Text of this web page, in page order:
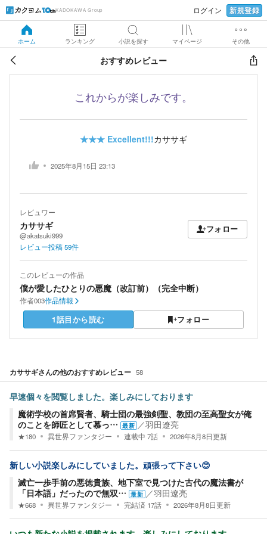
KADOKAWA Group ログイン 新規登録
ホーム ランキング 小説を探す マイページ その他
おすすめレビュー
これからが楽しみです。
★★★ Excellent!!!カササギ
2025年8月15日 23:13
レビュワー
カササギ
@akatsuki999
フォロー
レビュー投稿59件
このレビューの作品
僕が愛したひとりの悪魔（改訂前）（完全中断）
作者003作品情報
1話目から読む フォロー
カササギさんの他のおすすめレビュー 58
早速個々を閲覧しました。楽しみにしております
魔術学校の首席賢者、騎士団の最強剣聖、教団の至高聖女が俺
のことを師匠として慕っ… 最新 ／羽田遼亮
★180 異世界ファンタジー 連載中 7話 2026年8月8日更新
新しい小説楽しみにしていました。頑張って下さい😊
滅亡一歩手前の悪徳貴族、地下室で見つけた古代の魔法書が
「日本語」だったので無双… 最新 ／羽田遼亮
★668 異世界ファンタジー 完結済 17話 2026年8月8日更新